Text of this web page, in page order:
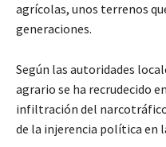
agrícolas, unos terrenos
generaciones.
Según las autoridades
agrario se ha recrudecido
infiltración del narcotráfico
de la injerencia política en